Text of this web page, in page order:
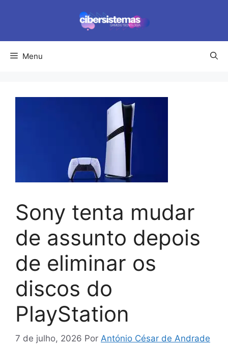
conteúdo
Menu
Sony tenta mudar
de assunto depois
de eliminar os
discos do
PlayStation
7 de julho, 2026 Por António César de Andrade